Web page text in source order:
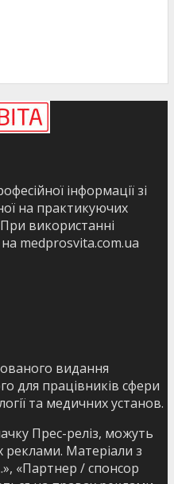
інформації зі
на практикуючих
При використанні
medprosvita.com.ua
видання
для працівників сфери
та медичних установ.
Прес-реліз, можуть
реклами. Матеріали з
«Партнер / спонсор